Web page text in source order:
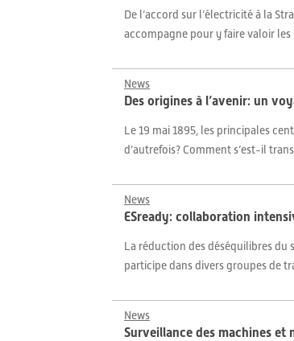
De l’accord sur l’électricité à la
accompagne pour y faire valoir
News
Des origines à l’avenir: un
Le 19 mai 1895, les principales
d’autrefois? Comment s’est-il
News
ESready: collaboration
La réduction des déséquilibres du
participe dans divers groupes de
News
Surveillance des machines